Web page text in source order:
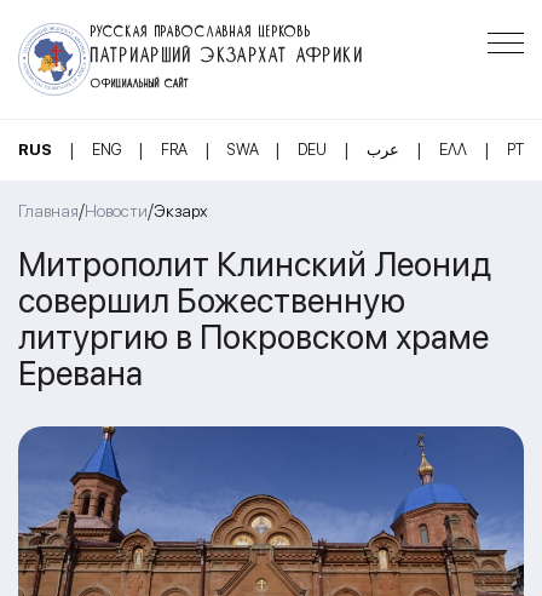
РУССКАЯ ПРАВОСЛАВНАЯ ЦЕРКОВЬ
ПАТРИАРШИЙ ЭКЗАРХАТ АФРИКИ
ОФИЦИАЛЬНЫЙ САЙТ
RUS | ENG | FRA | SWA | DEU | عرب | ΕΛΛ | PT
Главная/Новости/Экзарх
Митрополит Клинский Леонид
совершил Божественную
литургию в Покровском храме
Еревана